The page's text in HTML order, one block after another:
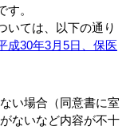
。
いては、以下の通り
成30年3月5日、保医
い場合（同意書に室
ないなど内容が不十